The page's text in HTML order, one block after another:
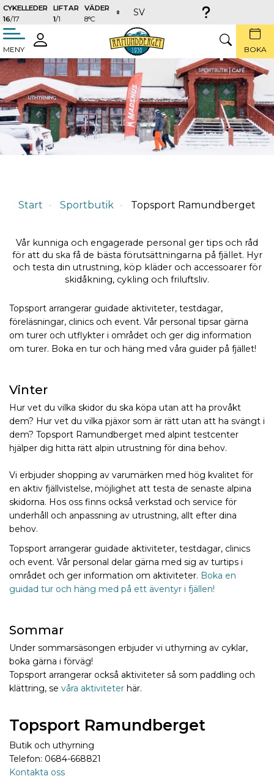
CYKELLEDER
16/17
LIFTAR
1/1
VÄDER
8°C
SV
MENY
LOGGA
IN
SÖK BOKA
Start Sportbutik Topsport Ramundberget
Vår kunniga och engagerade personal ger tips och råd
för att du ska få de bästa förutsättningarna på fjället. Hyr
och testa din utrustning, köp kläder och accessoarer för
skidåkning, cykling och friluftsliv.
Topsport arrangerar guidade aktiviteter, testdagar,
föreläsningar, clinics och event. Vår personal tipsar gärna
om turer och utflykter i området och ger dig information
om turer. Boka en tur och häng med våra guider på fjället!
Vinter
Hur vet du vilka skidor du ska köpa utan att ha provåkt
dem? Hur vet du vilka pjäxor som är rätt utan att ha svängt i
dem? Topsport Ramundberget med alpint testcenter
hjälper dig hitta rätt alpin utrustning för dina behov.
Vi erbjuder shopping av varumärken med hög kvalitet för
en aktiv fjällvistelse, möjlighet att testa de senaste alpina
skidorna. Hos oss finns också verkstad och service för
underhåll och anpassning av utrustning, allt efter dina
behov.
Topsport arrangerar guidade aktiviteter, testdagar, clinics
och event. Vår personal delar gärna med sig av turtips i
området och ger information om aktiviteter. Boka en
guidad tur och häng med på ett äventyr i fjällen!
Sommar
Under sommarsäsongen erbjuder vi uthyrning av cyklar,
boka gärna i förväg!
Topsport arrangerar också aktiviteter så som paddling och
klättring, se våra aktiviteter här.
Topsport Ramundberget
Butik och uthyrning
Telefon: 0684-668821
Kontakta oss